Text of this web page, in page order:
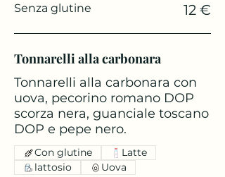
Senza glutine 12 €
Tonnarelli alla carbonara
Tonnarelli alla carbonara con
uova, pecorino romano DOP
scorza nera, guanciale toscano
DOP e pepe nero.
Con glutine
Latte
lattosio
Uova